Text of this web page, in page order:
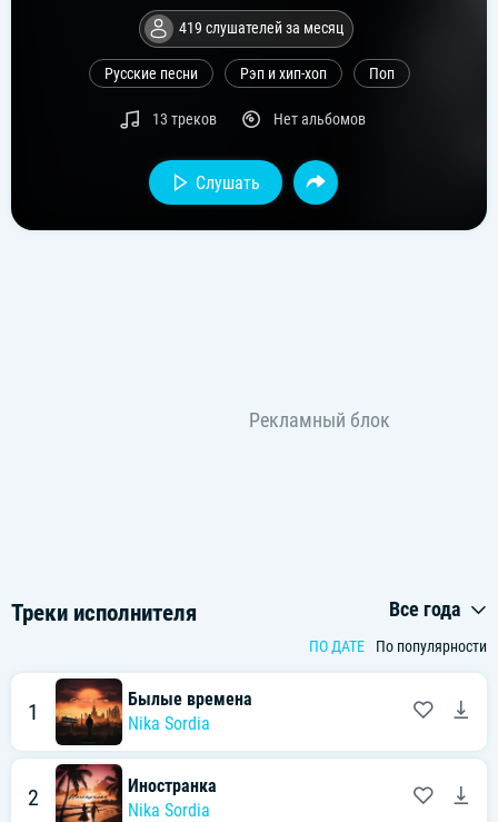
419 слушателей за месяц
Русские песни Рэп и хип-хоп Поп
13 треков Нет альбомов
Слушать
Треки исполнителя Все года
ПО ДАТЕ По популярности
1
Былые времена
Nika Sordia
2
Иностранка
Nika Sordia